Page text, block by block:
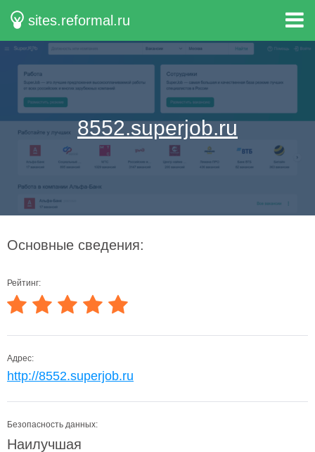
sites.reformal.ru
8552.superjob.ru
Основные сведения:
Рейтинг:
Адрес:
http://8552.superjob.ru
Безопасность данных:
Наилучшая